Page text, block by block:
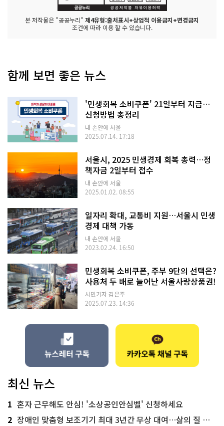
본 저작물은 "공공누리" 제4유형:출처표시+상업적 이용금지+변경금지
조건에 따라 이용 할 수 있습니다.
함께 보면 좋은 뉴스
'민생회복 소비쿠폰' 21일부터 지급…
신청방법 총정리
내 손안에 서울
2025.07.14. 17:18
서울시, 2025 민생경제 회복 총력…정
책자금 2일부터 접수
내 손안에 서울
2025.01.02. 08:55
일자리 확대, 교통비 지원…서울시 민생
경제 대책 가동
내 손안에 서울
2023.02.24. 16:50
민생회복 소비쿠폰, 주부 9단의 선택은?
사용처 두 배로 늘어난 서울사랑상품권!
시민기자 김은주
2025.07.23. 14:36
최신 뉴스
1 혼자 근무해도 안심! '소상공인안심벨' 신청하세요
2 장애인 맞춤형 보조기기 최대 3년간 무상 대여…삶의 질 높인다